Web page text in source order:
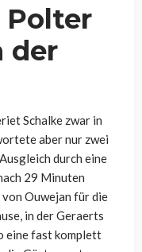
Polter
der
Schalke zwar in
aber nur zwei
durch eine
29 Minuten
Ouwejan für die
in der Geraerts
eine fast komplett